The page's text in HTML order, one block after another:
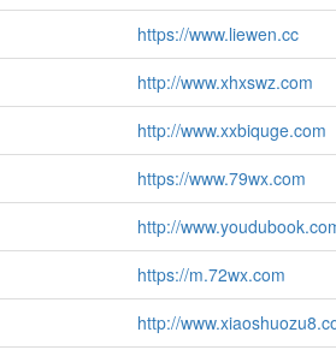
https://www.liewen.cc
http://www.xhxswz.com
http://www.xxbiquge.com
https://www.79wx.com
http://
https://m.72wx.com
http://